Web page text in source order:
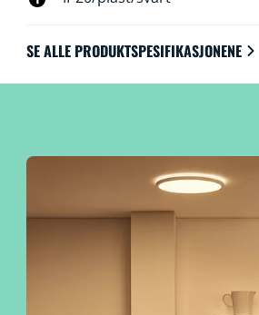
via Wi-Fi med WiZ-appen, WiZ-
SE ALLE PRODUKTSPESIFIKASJONENE